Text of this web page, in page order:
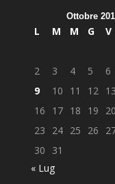
Ottobre
L M M G V
2
3 4 5 6
9
10 11 12 13
16
17 18 19 20
23
24 25 26
30
31
« Lug